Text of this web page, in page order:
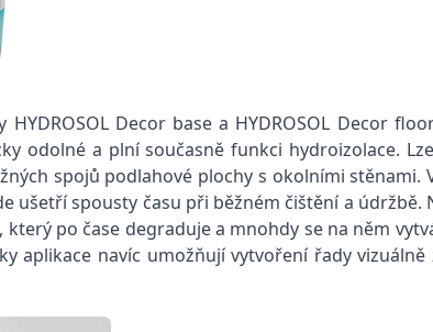
Decor base a HYDROSOL Decor
odolné a plní současně funkci hydroizolace.
spojů podlahové plochy s okolními stěnami.
ušetří spousty času při běžném čištění a údržbě.
po čase degraduje a mnohdy se na něm
aplikace navíc umožňují vytvoření řady vizuálně